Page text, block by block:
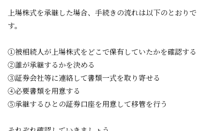
上場株式を承継した場合、手続きの流れは以下のとおりで
す。
①被相続人が上場株式をどこで保有していたかを確認する
②誰が承継するかを決める
③証券会社等に連絡して書類一式を取り寄せる
④必要書類を用意する
⑤承継するひとの証券口座を用意して移管を行う